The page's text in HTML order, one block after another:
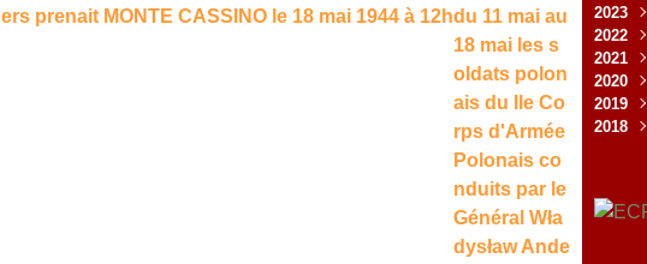
du 11 mai au
18 mai les s
oldats polon
ais du IIe Co
rps d'Armée
Polonais co
nduits par le
Général Wła
dysław Ande
Mai
Avril
Juin
Mai
Avril
2023
Août
2022
2021
Mai
2020
Mai
2019
2018